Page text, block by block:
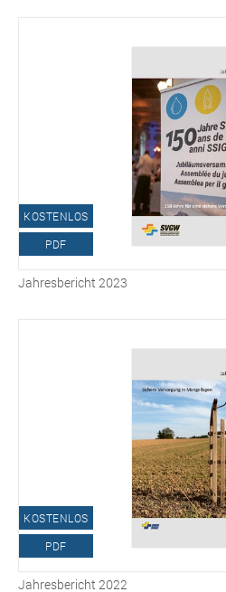
KOSTENLOS
PDF
Jahresbericht 2023
KOSTENLOS
PDF
Jahresbericht 2022